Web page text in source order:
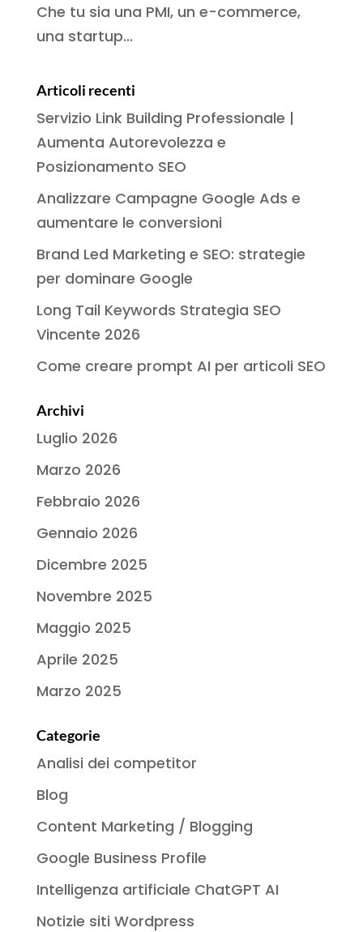
Che tu sia una PMI, un e-commerce,
una startup...
Articoli recenti
Servizio Link Building Professionale |
Aumenta Autorevolezza e
Posizionamento SEO
Analizzare Campagne Google Ads e
aumentare le conversioni
Brand Led Marketing e SEO: strategie
per dominare Google
Long Tail Keywords Strategia SEO
Vincente 2026
Come creare prompt AI per articoli SEO
Archivi
Luglio 2026
Marzo 2026
Febbraio 2026
Gennaio 2026
Dicembre 2025
Novembre 2025
Maggio 2025
Aprile 2025
Marzo 2025
Categorie
Analisi dei competitor
Blog
Content Marketing / Blogging
Google Business Profile
Intelligenza artificiale ChatGPT AI
Notizie siti Wordpress